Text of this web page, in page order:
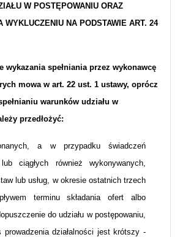
W POSTĘPOWANIU ORAZ
WYKLUCZENIU NA PODSTAWIE ART. 24
wykazania spełniania przez wykonawcę
mowa w art. 22 ust. 1 ustawy, oprócz
warunków udziału w
przedłożyć:
a w przypadku świadczeń
ciągłych również wykonywanych,
lub usług, w okresie ostatnich trzech
terminu składania ofert albo
do udziału w postępowaniu,
prowadzenia działalności jest krótszy -